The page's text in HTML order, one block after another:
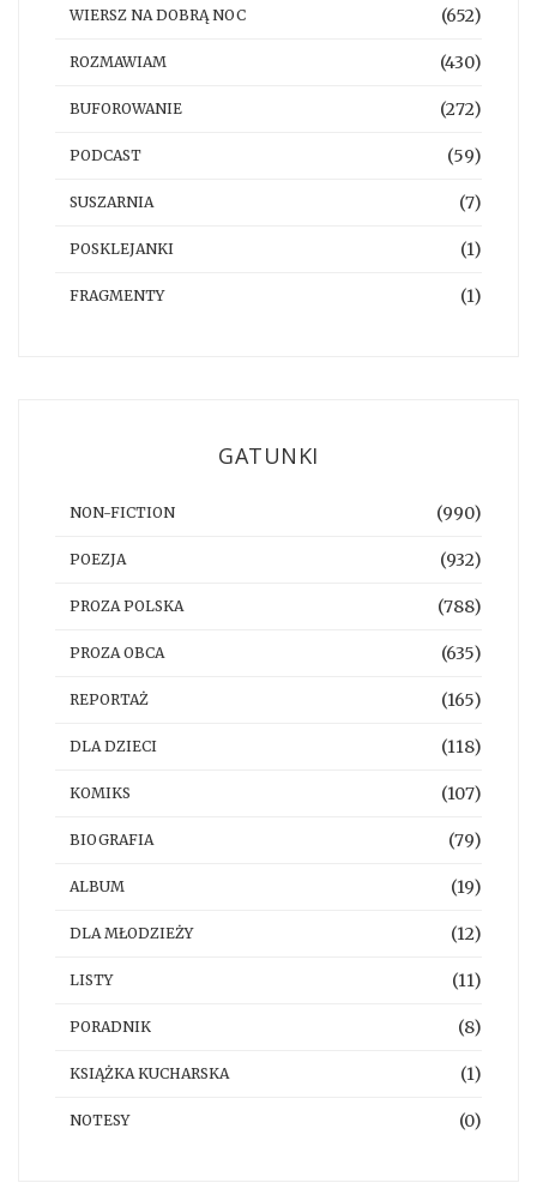
WIERSZ NA DOBRĄ NOC (652)
ROZMAWIAM (430)
BUFOROWANIE (272)
PODCAST (59)
SUSZARNIA (7)
POSKLEJANKI (1)
FRAGMENTY (1)
GATUNKI
NON-FICTION (990)
POEZJA (932)
PROZA POLSKA (788)
PROZA OBCA (635)
REPORTAŻ (165)
DLA DZIECI (118)
KOMIKS (107)
BIOGRAFIA (79)
ALBUM (19)
DLA MŁODZIEŻY (12)
LISTY (11)
PORADNIK (8)
KSIĄŻKA KUCHARSKA (1)
NOTESY (0)